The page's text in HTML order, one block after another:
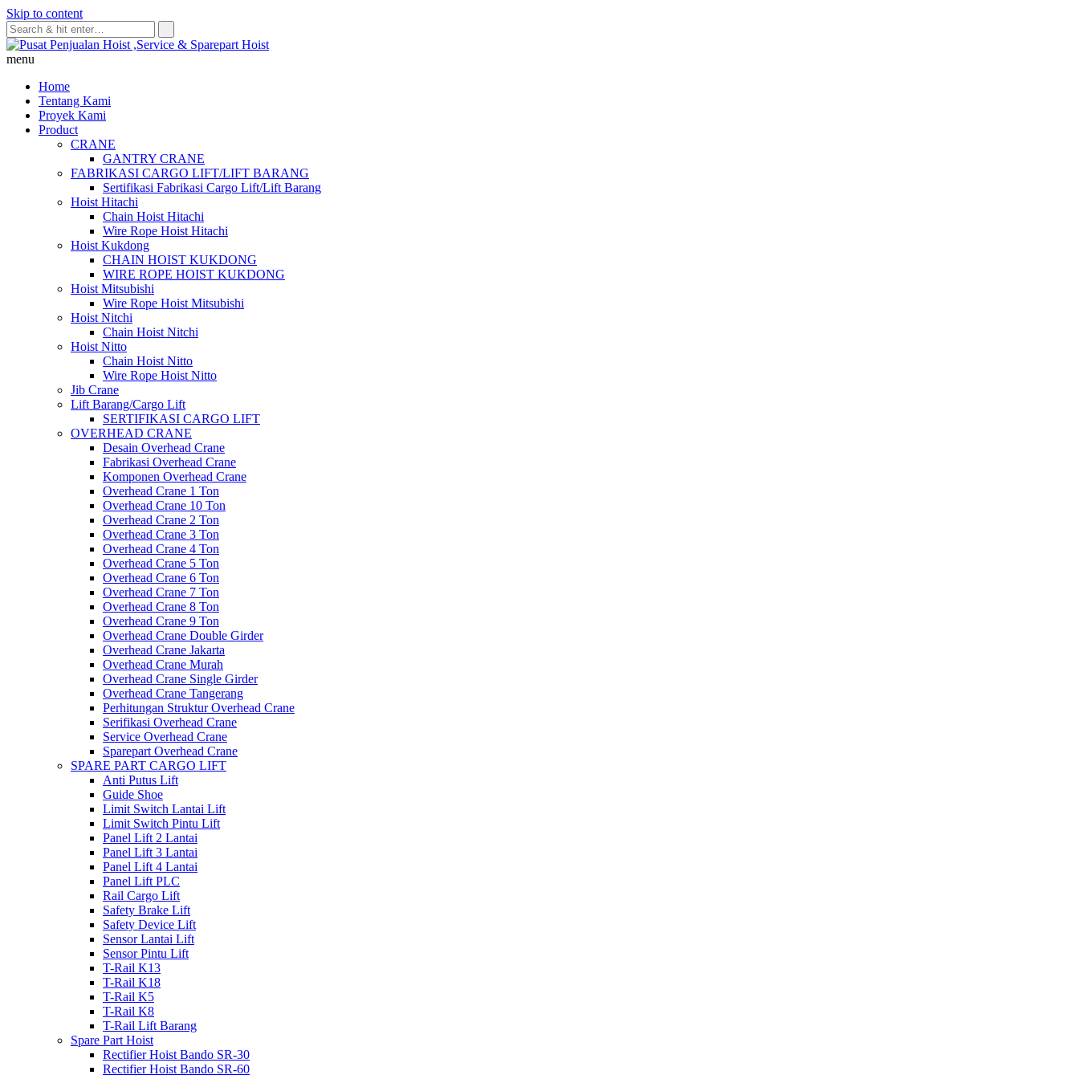
Skip to content
menu
Home
Tentang Kami
Proyek Kami
Product
CRANE
GANTRY CRANE
FABRIKASI CARGO LIFT/LIFT BARANG
Sertifikasi Fabrikasi Cargo Lift/Lift Barang
Hoist Hitachi
Chain Hoist Hitachi
Wire Rope Hoist Hitachi
Hoist Kukdong
CHAIN HOIST KUKDONG
WIRE ROPE HOIST KUKDONG
Hoist Mitsubishi
Wire Rope Hoist Mitsubishi
Hoist Nitchi
Chain Hoist Nitchi
Hoist Nitto
Chain Hoist Nitto
Wire Rope Hoist Nitto
Jib Crane
Lift Barang/Cargo Lift
SERTIFIKASI CARGO LIFT
OVERHEAD CRANE
Desain Overhead Crane
Fabrikasi Overhead Crane
Komponen Overhead Crane
Overhead Crane 1 Ton
Overhead Crane 10 Ton
Overhead Crane 2 Ton
Overhead Crane 3 Ton
Overhead Crane 4 Ton
Overhead Crane 5 Ton
Overhead Crane 6 Ton
Overhead Crane 7 Ton
Overhead Crane 8 Ton
Overhead Crane 9 Ton
Overhead Crane Double Girder
Overhead Crane Jakarta
Overhead Crane Murah
Overhead Crane Single Girder
Overhead Crane Tangerang
Perhitungan Struktur Overhead Crane
Serifikasi Overhead Crane
Service Overhead Crane
Sparepart Overhead Crane
SPARE PART CARGO LIFT
Anti Putus Lift
Guide Shoe
Limit Switch Lantai Lift
Limit Switch Pintu Lift
Panel Lift 2 Lantai
Panel Lift 3 Lantai
Panel Lift 4 Lantai
Panel Lift PLC
Rail Cargo Lift
Safety Brake Lift
Safety Device Lift
Sensor Lantai Lift
Sensor Pintu Lift
T-Rail K13
T-Rail K18
T-Rail K5
T-Rail K8
T-Rail Lift Barang
Spare Part Hoist
Rectifier Hoist Bando SR-30
Rectifier Hoist Bando SR-60